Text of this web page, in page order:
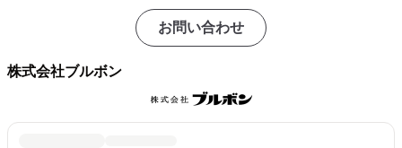
お問い合わせ
株式会社ブルボン